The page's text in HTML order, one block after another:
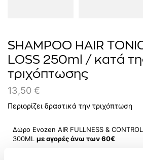
SHAMPOO HAIR
LOSS 250ml / κατά
τριχόπτωσης
13,50 €
Περιορίζει δραστικά την τριχόπτωση
Δώρο Evozen AIR FULLNESS &
300ΜL με αγορές άνω των 60€